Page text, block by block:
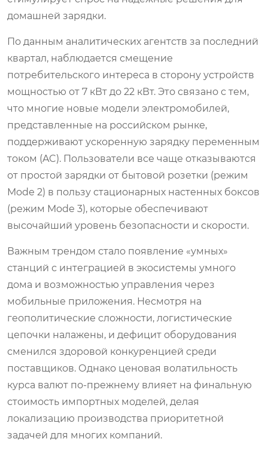
домашней зарядки.
По данным аналитических агентств за последний
квартал, наблюдается смещение
потребительского интереса в сторону устройств
мощностью от 7 кВт до 22 кВт. Это связано с тем,
что многие новые модели электромобилей,
представленные на российском рынке,
поддерживают ускоренную зарядку переменным
током (AC). Пользователи все чаще отказываются
от простой зарядки от бытовой розетки (режим
Mode 2) в пользу стационарных настенных боксов
(режим Mode 3), которые обеспечивают
высочайший уровень безопасности и скорости.
Важным трендом стало появление «умных»
станций с интеграцией в экосистемы умного
дома и возможностью управления через
мобильные приложения. Несмотря на
геополитические сложности, логистические
цепочки налажены, и дефицит оборудования
сменился здоровой конкуренцией среди
поставщиков. Однако ценовая волатильность
курса валют по-прежнему влияет на финальную
стоимость импортных моделей, делая
локализацию производства приоритетной
задачей для многих компаний.